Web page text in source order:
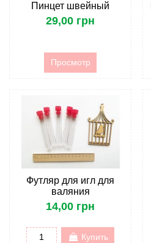
Пинцет швейный
29,00 грн
Просмотр
Футляр для игл для
валяния
14,00 грн
Купить